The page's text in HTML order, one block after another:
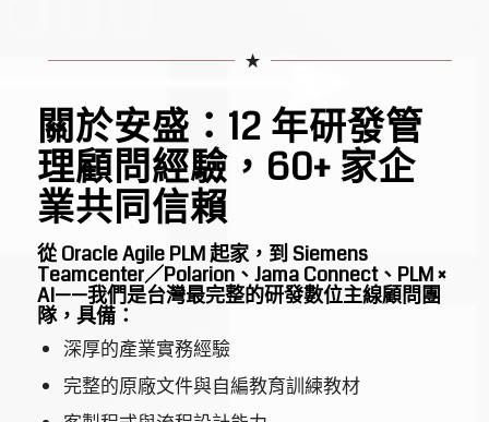
關於安盛：12 年研發管
理顧問經驗，60+ 家企
業共同信賴
從 Oracle Agile PLM 起家，到 Siemens
Teamcenter／Polarion、Jama Connect、PLM ×
AI——我們是台灣最完整的研發數位主線顧問團
隊，具備：
深厚的產業實務經驗
完整的原廠文件與自編教育訓練教材